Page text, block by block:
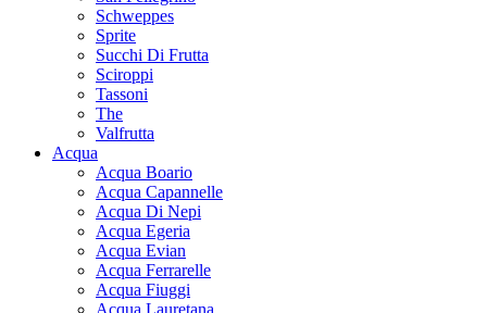
Schweppes
Sprite
Succhi Di Frutta
Sciroppi
Tassoni
The
Valfrutta
Acqua
Acqua Boario
Acqua Capannelle
Acqua Di Nepi
Acqua Egeria
Acqua Evian
Acqua Ferrarelle
Acqua Fiuggi